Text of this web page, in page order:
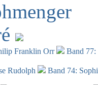
Franklin Orr
Band
Rudolph
Band 74: